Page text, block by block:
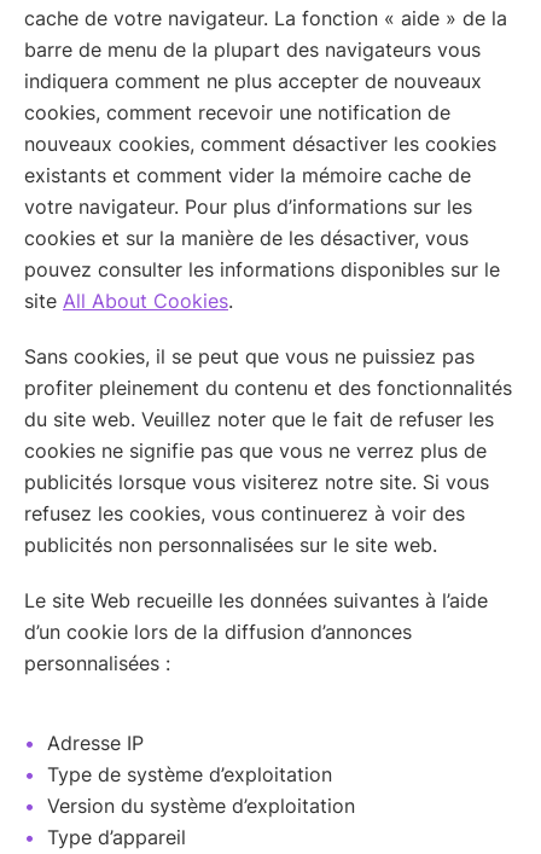
cache de votre navigateur. La fonction « aide » de la
barre de menu de la plupart des navigateurs vous
indiquera comment ne plus accepter de nouveaux
cookies, comment recevoir une notification de
nouveaux cookies, comment désactiver les cookies
existants et comment vider la mémoire cache de
votre navigateur. Pour plus d’informations sur les
cookies et sur la manière de les désactiver, vous
pouvez consulter les informations disponibles sur le
site All About Cookies.
Sans cookies, il se peut que vous ne puissiez pas
profiter pleinement du contenu et des fonctionnalités
du site web. Veuillez noter que le fait de refuser les
cookies ne signifie pas que vous ne verrez plus de
publicités lorsque vous visiterez notre site. Si vous
refusez les cookies, vous continuerez à voir des
publicités non personnalisées sur le site web.
Le site Web recueille les données suivantes à l’aide
d’un cookie lors de la diffusion d’annonces
personnalisées :
Adresse IP
Type de système d’exploitation
Version du système d’exploitation
Type d’appareil